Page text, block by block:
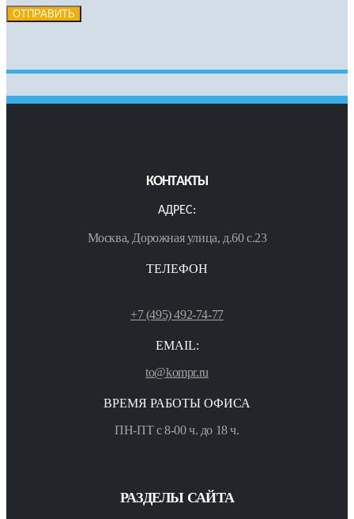
ОТПРАВИТЬ
КОНТАКТЫ
АДРЕС:
Москва, Дорожная улица, д.60 с.23
ТЕЛЕФОН
+7 (495) 492-74-77
EMAIL:
to@kompr.ru
ВРЕМЯ РАБОТЫ ОФИСА
ПН-ПТ с 8-00 ч. до 18 ч.
РАЗДЕЛЫ САЙТА